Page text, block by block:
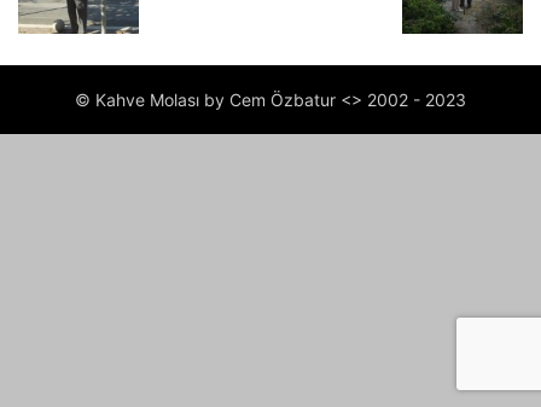
© Kahve Molası by Cem Özbatur <> 2002 - 2023